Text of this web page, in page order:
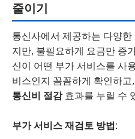
줄이기
통신사에서 제공하는 다양
지만, 불필요하게 요금만 증
신이 어떤 부가 서비스를 사
비스인지 꼼꼼하게 확인하
통신비 절감효과를 누릴 수
부가 서비스 재검토 방법: